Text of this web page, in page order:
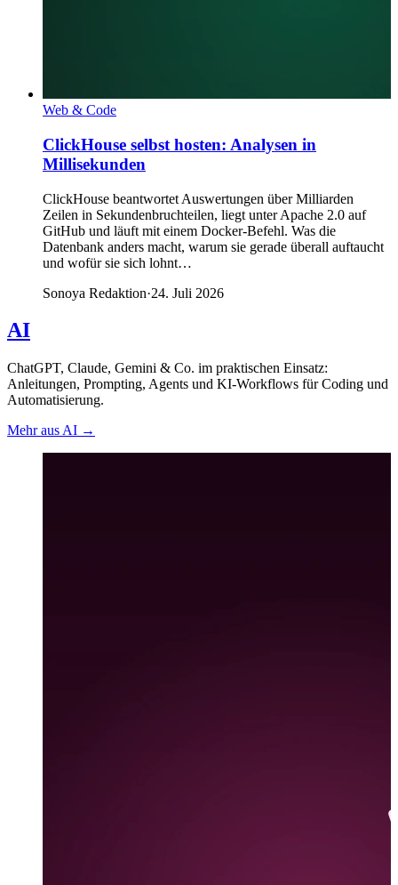
Web & Code
ClickHouse selbst hosten: Analysen in
Millisekunden
ClickHouse beantwortet Auswertungen über Milliarden
Zeilen in Sekundenbruchteilen, liegt unter Apache 2.0 auf
GitHub und läuft mit einem Docker-Befehl. Was die
Datenbank anders macht, warum sie gerade überall auftaucht
und wofür sie sich lohnt…
Sonoya Redaktion·24. Juli 2026
AI
ChatGPT, Claude, Gemini & Co. im praktischen Einsatz:
Anleitungen, Prompting, Agents und KI-Workflows für Coding und
Automatisierung.
Mehr aus AI →